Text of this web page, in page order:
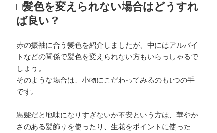
□髪色を変えられない場合はどうすれ
ば良い？
赤の振袖に合う髪色を紹介しましたが、中にはアルバイ
トなどの関係で髪色を変えられない方もいらっしゃるで
しょう。
そのような場合は、小物にこだわってみるのも1つの手
です。
黒髪だと地味になりすぎないか不安という方は、華やか
さのある髪飾りを使ったり、生花をポイントに使った